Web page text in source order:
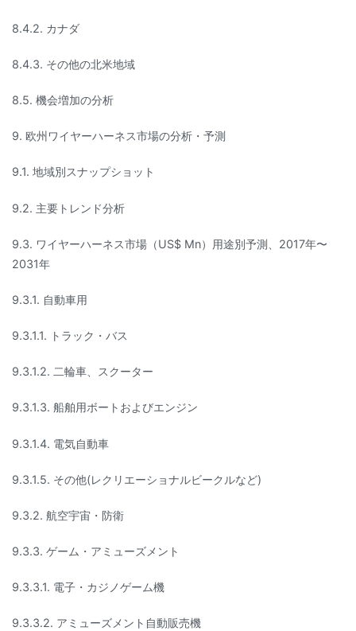
8.4.2. カナダ
8.4.3. その他の北米地域
8.5. 機会増加の分析
9. 欧州ワイヤーハーネス市場の分析・予測
9.1. 地域別スナップショット
9.2. 主要トレンド分析
9.3. ワイヤーハーネス市場（US$ Mn）用途別予測、2017年〜
2031年
9.3.1. 自動車用
9.3.1.1. トラック・バス
9.3.1.2. 二輪車、スクーター
9.3.1.3. 船舶用ボートおよびエンジン
9.3.1.4. 電気自動車
9.3.1.5. その他(レクリエーショナルビークルなど)
9.3.2. 航空宇宙・防衛
9.3.3. ゲーム・アミューズメント
9.3.3.1. 電子・カジノゲーム機
9.3.3.2. アミューズメント自動販売機